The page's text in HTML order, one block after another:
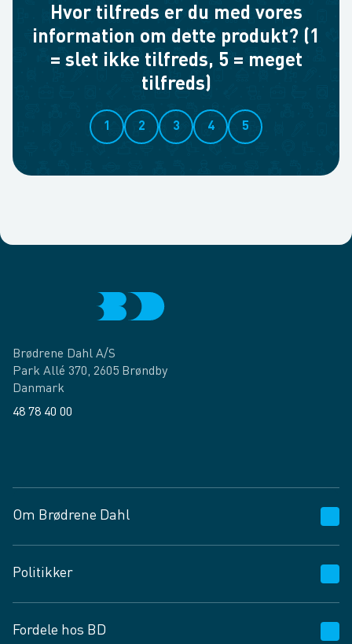
Hvor tilfreds er du med vores
information om dette produkt? (1
= slet ikke tilfreds, 5 = meget
tilfreds)
1 2 3 4 5
Brødrene Dahl A/S
Park Allé 370, 2605 Brøndby
Danmark
48 78 40 00
Om Brødrene Dahl
Vagttelefon 30 10 89 89
Spørgsmål og svar
Job og karriere
Politikker
Privatlivspolitik
Fordele hos BD